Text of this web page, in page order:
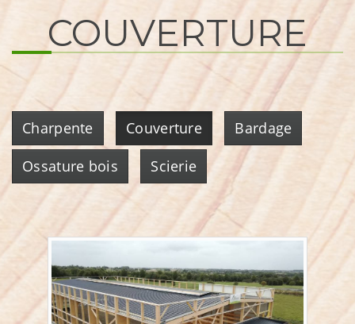
COUVERTURE
Charpente Couverture
Bardage
Ossature bois
Scierie